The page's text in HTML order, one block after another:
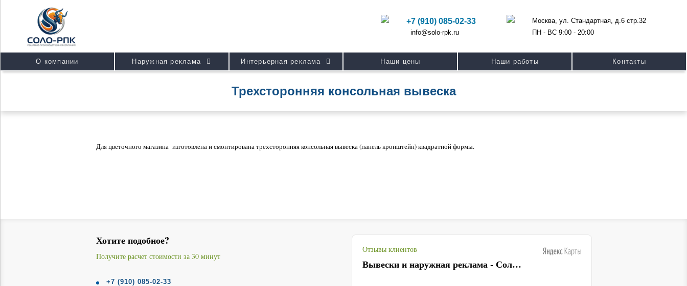
+7 (910) 085-02-33
info@solo-rpk.ru
Москва, ул. Стандартная, д.6 стр.32
ПН - ВС 9:00 - 20:00
О компании Наружная реклама Интерьерная реклама Наши цены Наши работы Контакты
Трехсторонняя консольная вывеска
Для цветочного магазина изготовлена и смонтирована трехсторонняя консольная вывеска (панель кронштейн) квадратной формы.
Хотите подобное?
Получите расчет стоимости за 30 минут
+7 (910) 085-02-33
Отзывы клиентов
Вывески и наружная реклама - Соло-РПК